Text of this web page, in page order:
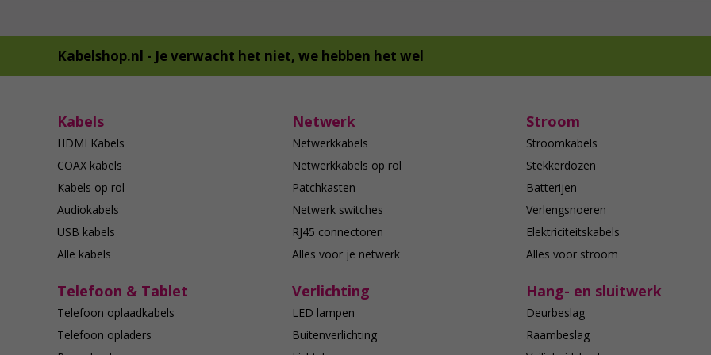
Kabelshop.nl - Je verwacht het niet, we hebben het wel
Kabels
HDMI Kabels
COAX kabels
Kabels op rol
Audiokabels
USB kabels
Alle kabels
Netwerk
Netwerkkabels
Netwerkkabels op rol
Patchkasten
Netwerk switches
RJ45 connectoren
Alles voor je netwerk
Stroom
Stroomkabels
Stekkerdozen
Batterijen
Verlengsnoeren
Elektriciteitskabels
Alles voor stroom
Telefoon & Tablet
Telefoon oplaadkabels
Telefoon opladers
Verlichting
LED lampen
Buitenverlichting
Hang- en sluitwerk
Deurbeslag
Raambeslag